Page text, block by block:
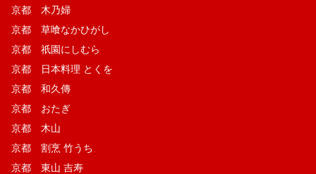
京都 木乃婦
京都 草喰なかひがし
京都 祇園にしむら
京都 日本料理 とくを
京都 和久傳
京都 おたぎ
京都 木山
京都 割烹 竹うち
京都 東山 吉寿